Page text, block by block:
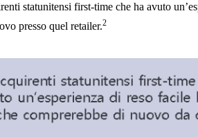
statunitensi first-time che ha avuto
presso quel retailer.2